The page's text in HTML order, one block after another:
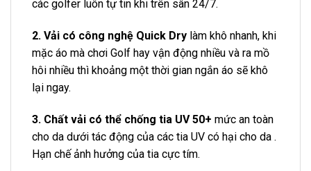
các golfer luôn tự tin khi trên sân 24/7.
2. Vải có công nghệ Quick Dry làm khô nhanh, khi
mặc áo mà chơi Golf hay vận động nhiều và ra mồ
hôi nhiều thì khoảng một thời gian ngắn áo sẽ khô
lại ngay.
3. Chất vải có thể chống tia UV 50+ mức an toàn
cho da dưới tác động của các tia UV có hại cho da .
Hạn chế ảnh hưởng của tia cực tím.